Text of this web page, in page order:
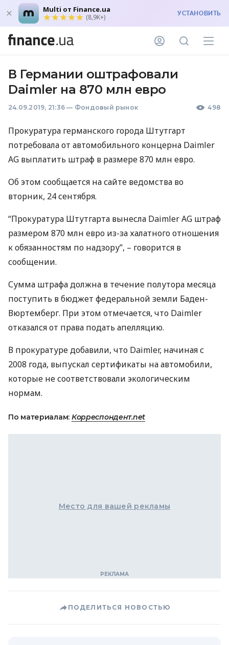
Multi от Finance.ua
(8,9K+) УСТАНОВИТЬ
В Германии оштрафовали
Daimler на 870 млн евро
24.09.2019, 21:36 — Фондовый рынок 498
Прокуратура германского города Штутгарт
потребовала от автомобильного концерна Daimler
AG выплатить штраф в размере 870 млн евро.
Об этом сообщается на сайте ведомства во
вторник, 24 сентября.
“Прокуратура Штутгарта вынесла Daimler AG штраф
размером 870 млн евро из-за халатного отношения
к обязанностям по надзору”, – говорится в
сообщении.
Сумма штрафа должна в течение полутора месяца
поступить в бюджет федеральной земли Баден-
Вюртемберг. При этом отмечается, что Daimler
отказался от права подать апелляцию.
В прокуратуре добавили, что Daimler, начиная с
2008 года, выпускал сертификаты на автомобили,
которые не соответствовали экологическим
нормам.
По материалам: Корреспондент.net
Место для вашей рекламы
ПОДЕЛИТЬСЯ НОВОСТЬЮ